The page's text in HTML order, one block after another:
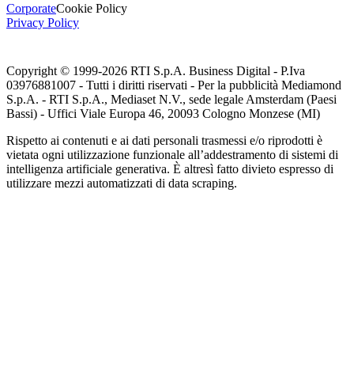
CorporateCookie Policy
Privacy Policy
Copyright © 1999-2026 RTI S.p.A. Business Digital - P.Iva
03976881007 - Tutti i diritti riservati - Per la pubblicità Mediamond
S.p.A. - RTI S.p.A., Mediaset N.V., sede legale Amsterdam (Paesi
Bassi) - Uffici Viale Europa 46, 20093 Cologno Monzese (MI)
Rispetto ai contenuti e ai dati personali trasmessi e/o riprodotti è
vietata ogni utilizzazione funzionale all’addestramento di sistemi di
intelligenza artificiale generativa. È altresì fatto divieto espresso di
utilizzare mezzi automatizzati di data scraping.